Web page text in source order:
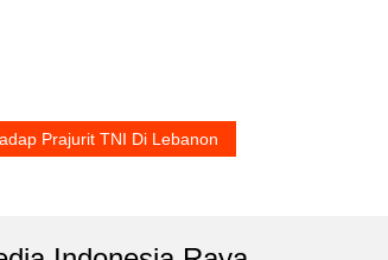
Prajurit TNI Di Lebanon